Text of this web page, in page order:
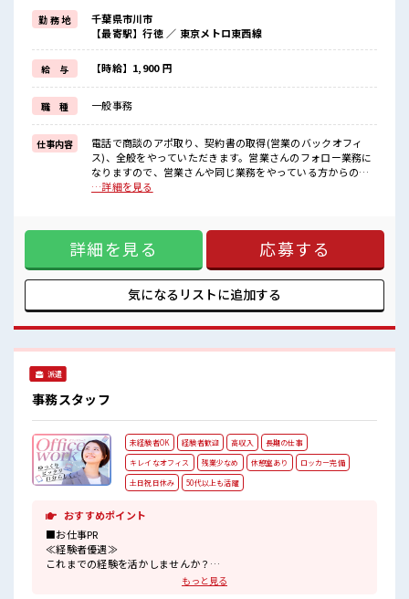
週末は家族や友人と一緒にプライベート満喫！
≪未経験の方も大カンゲイ≫
新しいことにチャレンジするのは不安だけど、
しっかり働く環境が整っています！
イチからスキルUP・ステップUP目指していきましょう！
≪自分に合った期間で働ける≫
福利厚生が整った派遣のお仕事です！
■職場の雰囲気
20代の若い世代がたくさん活躍中の活気ある職場！
休憩室で楽しくおしゃべり！
ストレス解消☆
職場にはロッカー完備！
勤 務 地
千葉県市川市
【最寄駅】行徳 ／ 東京メトロ東西線
給 与 【時給】1,900 円
職 種 一般事務
仕事内容
電話で商談のアポ取り、契約書の取得(営業のバックオフィ
ス)、全般をやっていただきます。営業さんのフォロー業務に
なりますので、営業さんや同じ業務をやっている方からの指
示に沿って動いて頂きます。・営業サポートとして、物件状
理なく働ける≫ 場合によってはお願いすることもあります
が、 残業はほとんどナシ！ ≪週休2日制≫ 週末は家族や友人
と一緒にプライベート満喫！ ≪未経験の方も大カンゲイ≫ 新
しいことにチャレンジするのは不安だけど、 しっかり働く環
境が整っています！ イチからスキルUP・ステップUP目指し
ていきましょう！ ≪自分に合った期間で働ける≫ 福利厚生が
たくさん活躍中の活気ある職場！ 休憩室で楽しくおしゃべ
り！ ストレス解消☆ 職場にはロッカー完備！ 私物の置きすぎ
…詳細を見る
詳細を見る 応募する
気になるリストに追加する
派遣
事務スタッフ
未経験者OK 経験者歓迎 高収入
長期の仕事
キレイなオフィス
残業少なめ 休憩室あり
ロッカー完備
土日祝日休み
50代以上も活躍
おすすめポイント
■お仕事PR
≪経験者優遇≫
これまでの経験を活かしませんか？
もっと見る